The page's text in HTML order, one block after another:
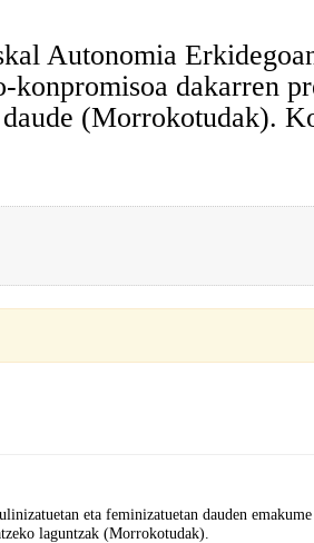
Autonomia
dakarren
(Morrokotudak).
eta feminizatuetan dauden
laguntzak (Morrokotudak).